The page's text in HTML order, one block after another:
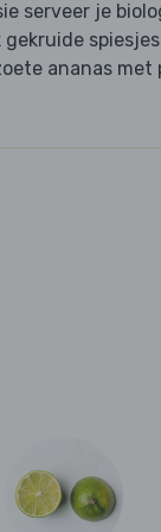
serveer je
ananas